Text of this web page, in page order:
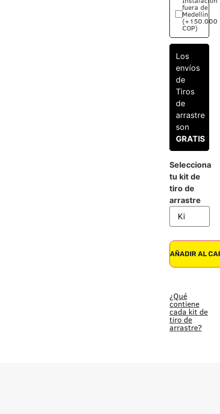
fuera de
Medellín
(+150.000
COP)
Los
envíos
de
Tiros
de
arrastre
son
GRATIS
Selecciona
tu kit de
tiro de
arrastre
AÑADIR AL
¿Qué
contiene
cada kit de
tiro de
arrastre?